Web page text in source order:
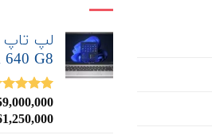
640 G8
نمره
4.00 از 5